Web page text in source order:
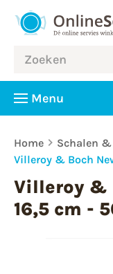
Menu
Home
Schalen
Villeroy & Boch
Villeroy &
16,5 cm -